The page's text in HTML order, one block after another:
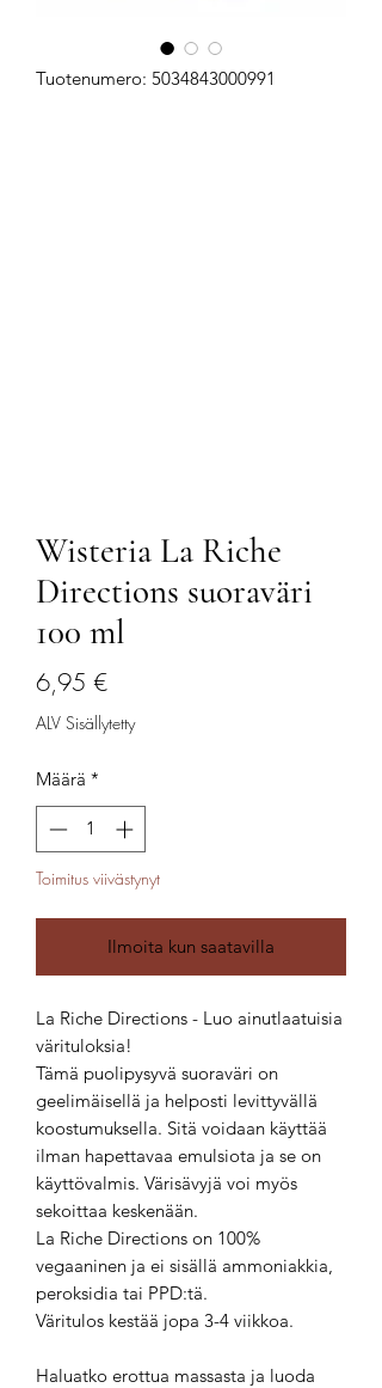
Tuotenumero: 5034843000991
Wisteria La Riche
Directions suoraväri
100 ml
6,95 €Hinta
ALV Sisällytetty
Määrä *
Toimitus viivästynyt
Ilmoita kun saatavilla
La Riche Directions - Luo ainutlaatuisia
värituloksia!
Tämä puolipysyvä suoraväri on
geelimäisellä ja helposti levittyvällä
koostumuksella. Sitä voidaan käyttää
ilman hapettavaa emulsiota ja se on
käyttövalmis. Värisävyjä voi myös
sekoittaa keskenään.
La Riche Directions on 100%
vegaaninen ja ei sisällä ammoniakkia,
peroksidia tai PPD:tä.
Väritulos kestää jopa 3-4 viikkoa.
Haluatko erottua massasta ja luoda